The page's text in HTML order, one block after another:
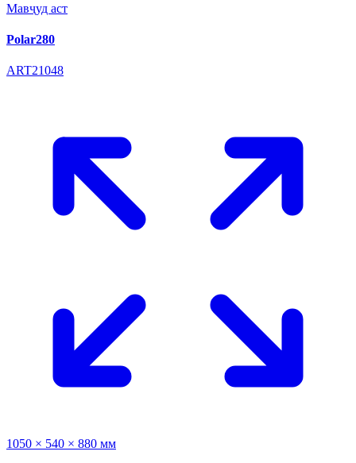
Мавҷуд аст
Polar280
ART21048
1050 × 540 × 880 мм